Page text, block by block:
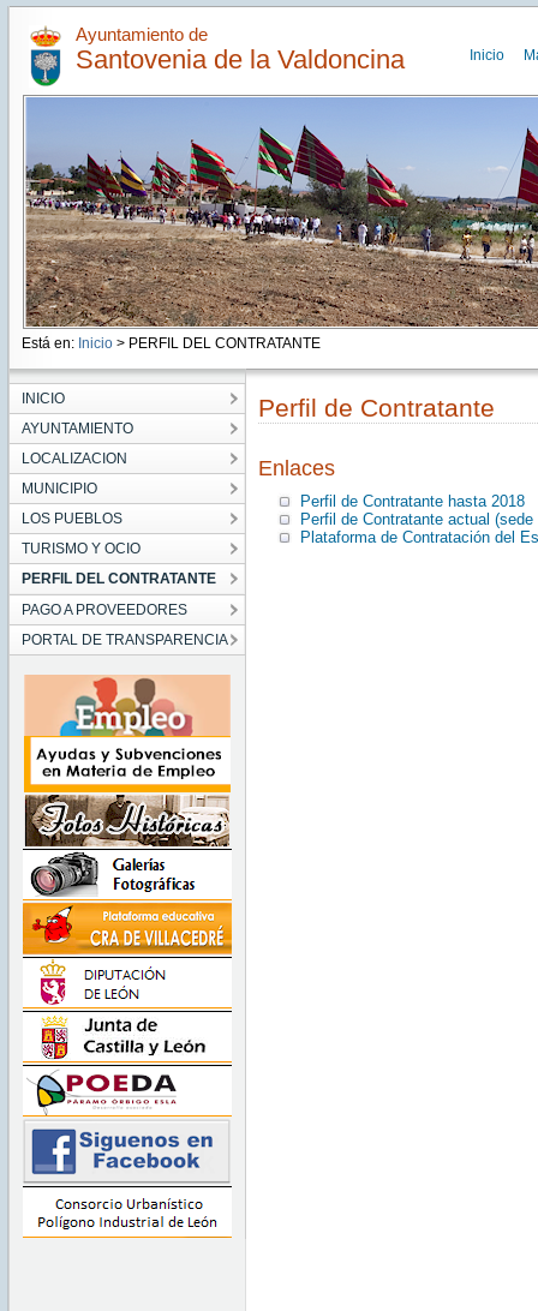
Ayuntamiento de
Santovenia de la Valdoncina Inicio
Está en: Inicio > PERFIL DEL CONTRATANTE
INICIO
AYUNTAMIENTO
LOCALIZACION
MUNICIPIO
LOS PUEBLOS
TURISMO Y OCIO
PERFIL DEL CONTRATANTE
PAGO A PROVEEDORES
PORTAL DE TRANSPARENCIA
Perfil de Contratante
Enlaces
Perfil de Contratante hasta 2018
Perfil de Contratante actual (sede
Plataforma de Contratación del